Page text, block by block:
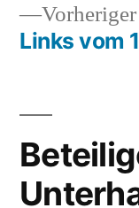
Links vom